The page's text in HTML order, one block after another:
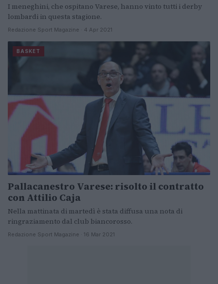
I meneghini, che ospitano Varese, hanno vinto tutti i derby
lombardi in questa stagione.
Redazione Sport Magazine · 4 Apr 2021
BASKET
Pallacanestro Varese: risolto il contratto
con Attilio Caja
Nella mattinata di martedì è stata diffusa una nota di
ringraziamento dal club biancorosso.
Redazione Sport Magazine · 16 Mar 2021